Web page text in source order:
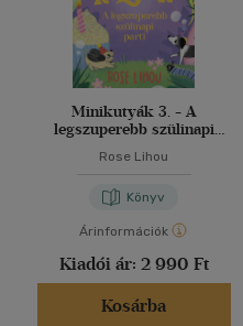
Minikutyák 3. - A
legszuperebb szülinapi
Rose Lihou
Könyv
Árinformációk
Kiadói ár: 2 990 Ft
Kosárba